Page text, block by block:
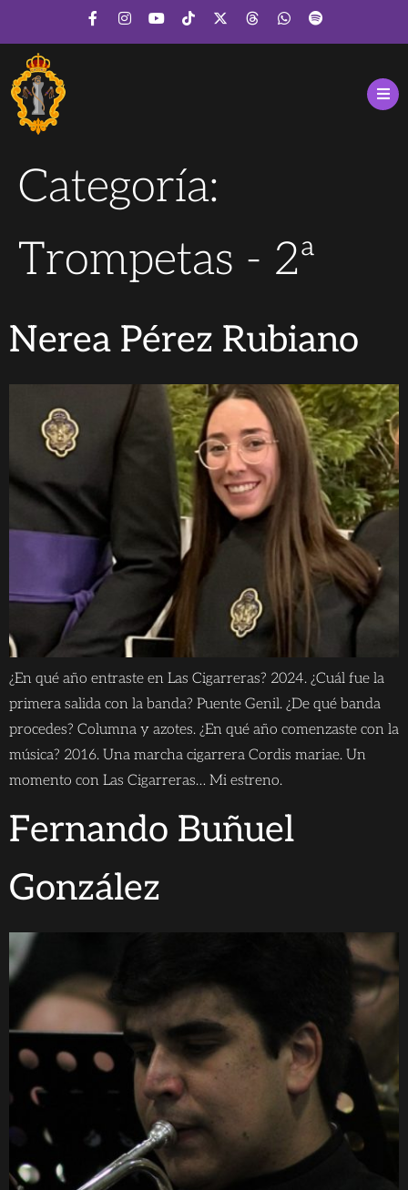
Categoría:
Trompetas - 2ª
Nerea Pérez Rubiano
¿En qué año entraste en Las Cigarreras? 2024. ¿Cuál fue la
primera salida con la banda? Puente Genil. ¿De qué banda
procedes? Columna y azotes. ¿En qué año comenzaste con la
música? 2016. Una marcha cigarrera Cordis mariae. Un
momento con Las Cigarreras… Mi estreno.
Fernando Buñuel
González